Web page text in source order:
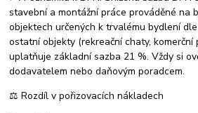
stavební a montážní práce prováděné na
objektech určených k trvalému bydlení
ostatní objekty (rekreační chaty, komerční
uplatňuje základní sazba 21 %. Vždy si
dodavatelem nebo daňovým poradcem.
⚖️ Rozdíl v pořizovacích nákladech